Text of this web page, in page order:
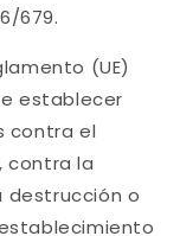
679.
(UE)
establecer
contra el
contra la
destrucción o